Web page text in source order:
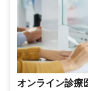
オンライン診療